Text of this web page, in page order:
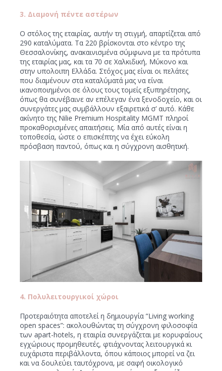
3. Διαμονή πέντε αστέρων
Ο στόλος της εταιρίας, αυτήν τη στιγµή, απαρτίζεται από
290 καταλύµατα. Τα 220 βρίσκονται στο κέντρο της
Θεσσαλονίκης, ανακαινισμένα σύμφωνα με τα πρότυπα
της εταιρίας μας, και τα 70 σε Χαλκιδική, Μύκονο και
στην υπολοιπη Ελλάδα. Στόχος μας είναι οι πελάτες
που διαμένουν στα καταλύματά μας να είναι
ικανοποιημένοι σε όλους τους τομείς εξυπηρέτησης,
όπως θα συνέβαινε αν επέλεγαν ένα ξενοδοχείο, και οι
συνεργάτες μας συμβάλλουν εξαιρετικά σ’ αυτό. Κάθε
ακίνητο της Nilie Premium Hospitality MGMT πληροί
προκαθορισμένες απαιτήσεις. Μία από αυτές είναι η
τοποθεσία, ώστε ο επισκέπτης να έχει εύκολη
πρόσβαση παντού, όπως και η σύγχρονη αισθητική.
4. Πολυλειτουργικοί χώροι
Προτεραιότητα αποτελεί η δημιουργία “Living working
open spaces”: ακολουθώντας τη σύγχρονη φιλοσοφία
των apart-hotels, η εταιρία συνεργάζεται με κορυφαίους
εγχώριους προμηθευτές, φτιάχνοντας λειτουργικά κι
ευχάριστα περιβάλλοντα, όπου κάποιος μπορεί να ζει
και να δουλεύει ταυτόχρονα, με σαφή οικολογικό